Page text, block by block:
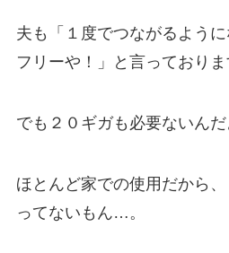
夫も「１度でつながるよう
フリーや！」と言っておりま
でも２０ギガも必要ないんだ
ほとんど家での使用だから
ってないもん…。